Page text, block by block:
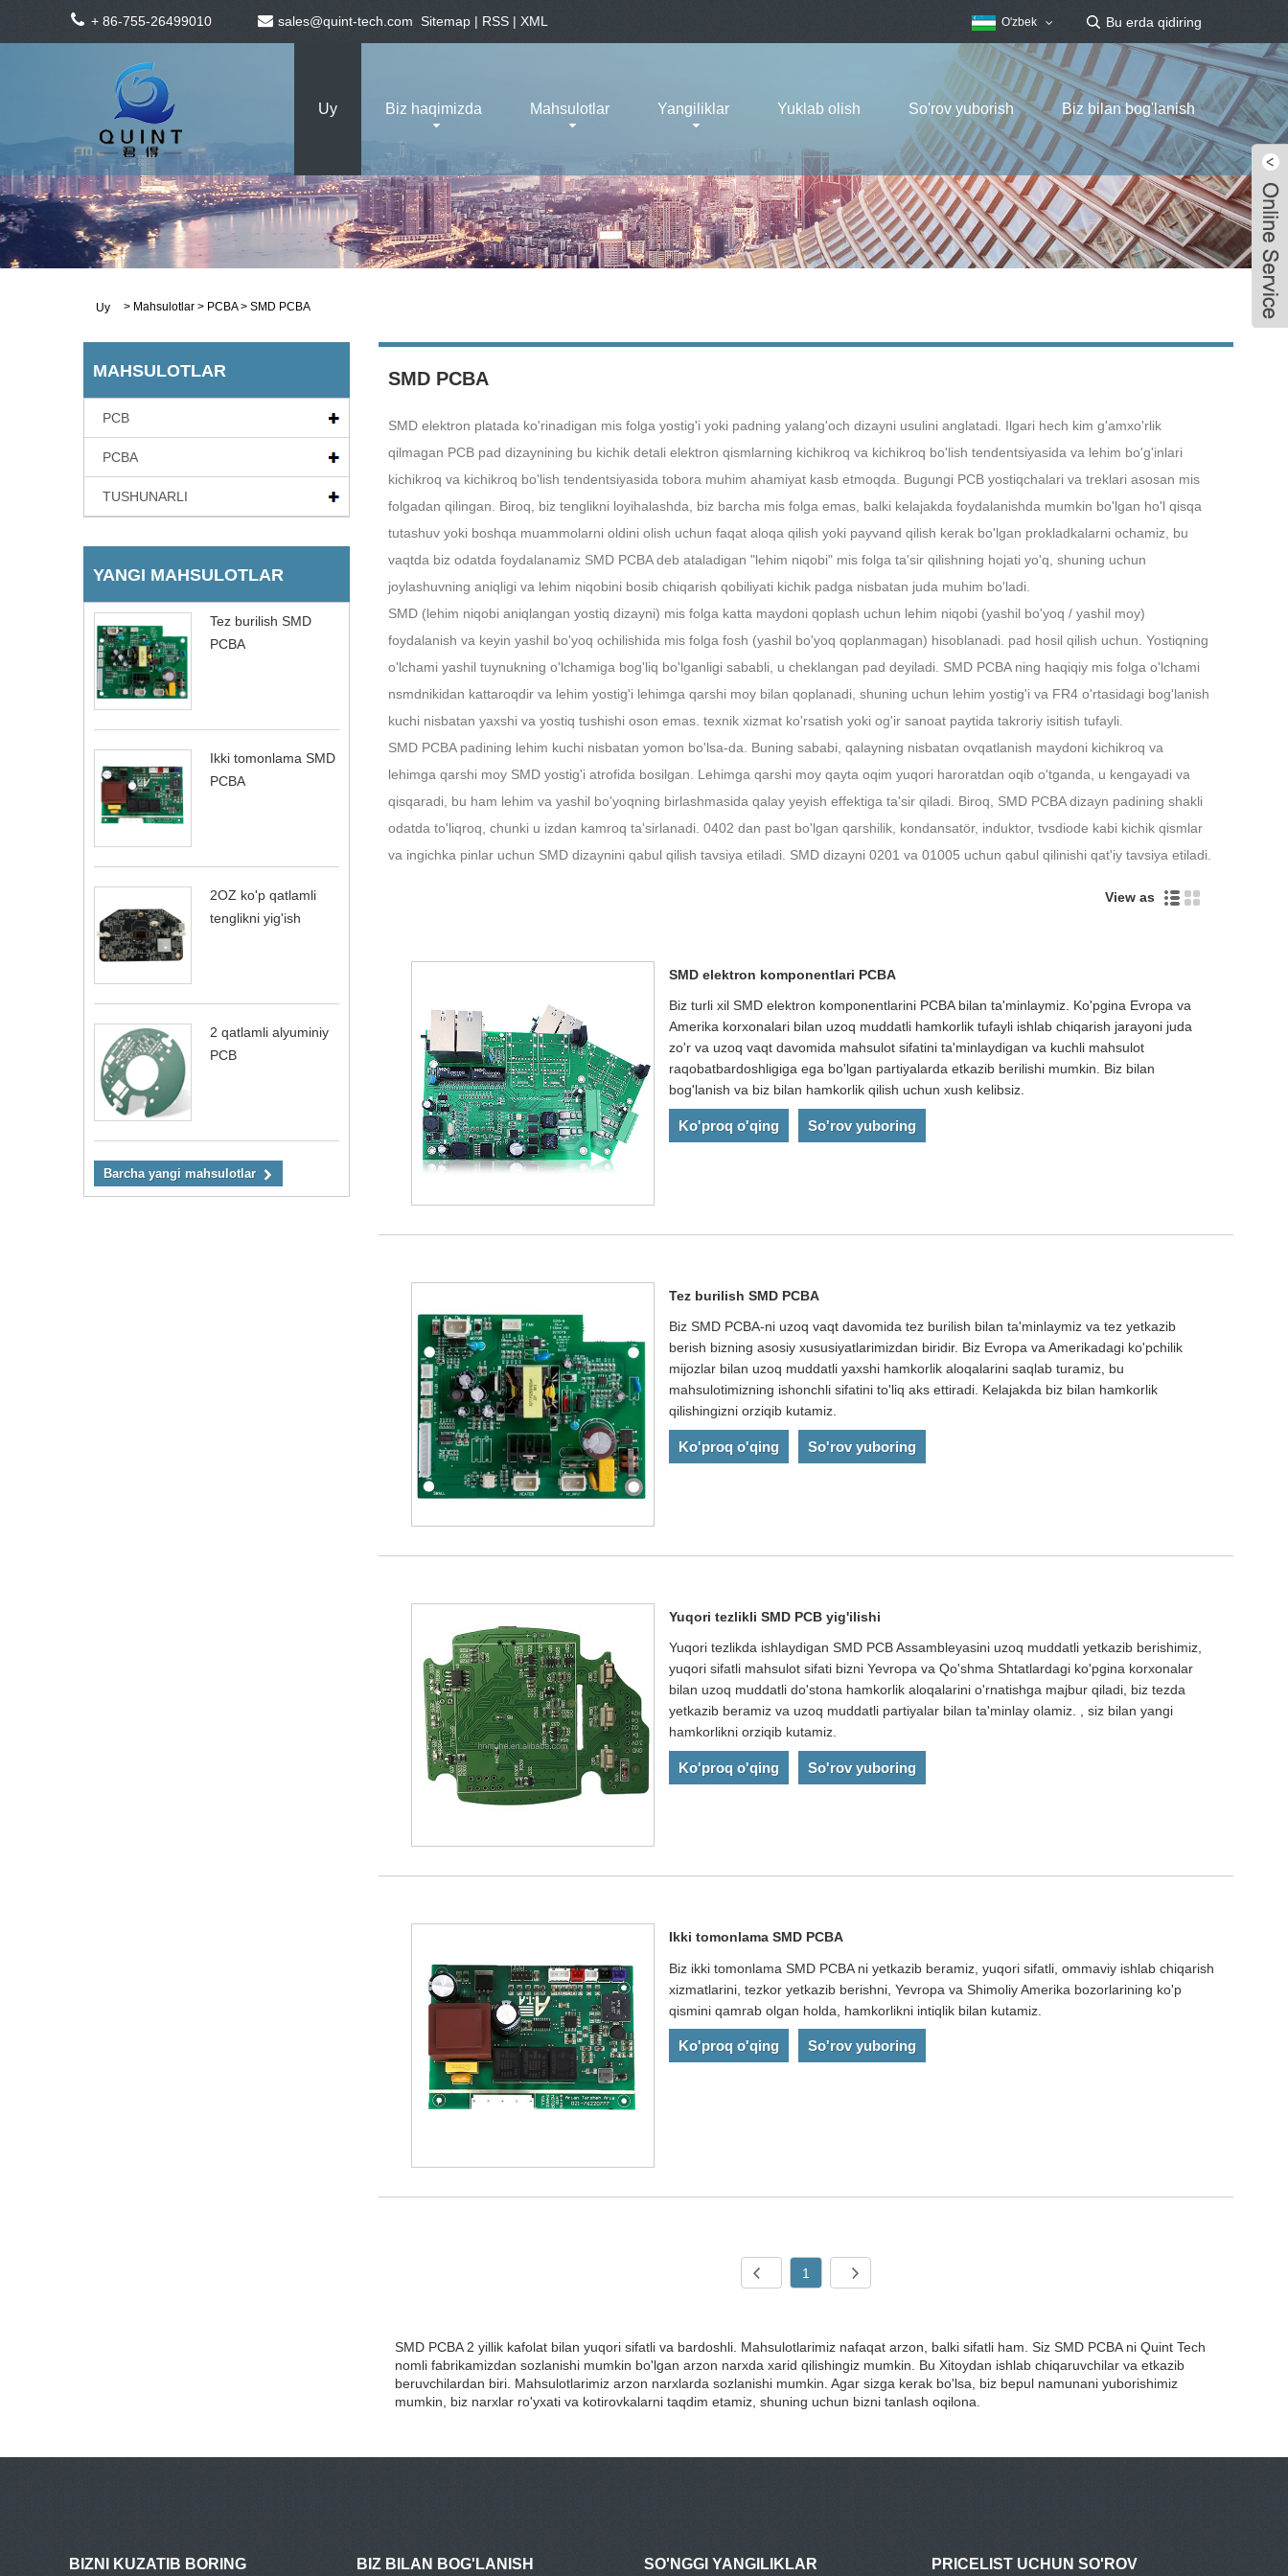
+ 86-755-26499010 sales@quint-tech.com Sitemap | RSS | XML O'zbek
Uy Biz haqimizda Mahsulotlar Yangiliklar Yuklab olish So'rov yuborish Biz bilan bog'lanish
Uy > Mahsulotlar > PCBA> SMD PCBA
MAHSULOTLAR
PCB
PCBA
TUSHUNARLI
YANGI MAHSULOTLAR
Tez burilish SMD
PCBA
Ikki tomonlama SMD
PCBA
2OZ ko'p qatlamli
tenglikni yig'ish
2 qatlamli alyuminiy
PCB
Barcha yangi mahsulotlar
SMD PCBA
SMD elektron platada ko'rinadigan mis folga yostig'i yoki padning yalang'och dizayni usulini anglatadi. Ilgari hech kim g'amxo'rlik
qilmagan PCB pad dizaynining bu kichik detali elektron qismlarning kichikroq va kichikroq bo'lish tendentsiyasida va lehim bo'g'inlari
kichikroq va kichikroq bo'lish tendentsiyasida tobora muhim ahamiyat kasb etmoqda. Bugungi PCB yostiqchalari va treklari asosan mis
folgadan qilingan. Biroq, biz tenglikni loyihalashda, biz barcha mis folga emas, balki kelajakda foydalanishda mumkin bo'lgan ho'l qisqa
tutashuv yoki boshqa muammolarni oldini olish uchun faqat aloqa qilish yoki payvand qilish kerak bo'lgan prokladkalarni ochamiz, bu
vaqtda biz odatda foydalanamiz SMD PCBA deb ataladigan "lehim niqobi" mis folga ta'sir qilishning hojati yo'q, shuning uchun
joylashuvning aniqligi va lehim niqobini bosib chiqarish qobiliyati kichik padga nisbatan juda muhim bo'ladi.
SMD (lehim niqobi aniqlangan yostiq dizayni) mis folga katta maydoni qoplash uchun lehim niqobi (yashil bo'yoq / yashil moy)
foydalanish va keyin yashil bo'yoq ochilishida mis folga fosh (yashil bo'yoq qoplanmagan) hisoblanadi. pad hosil qilish uchun. Yostiqning
o'lchami yashil tuynukning o'lchamiga bog'liq bo'lganligi sababli, u cheklangan pad deyiladi. SMD PCBA ning haqiqiy mis folga o'lchami
nsmdnikidan kattaroqdir va lehim yostig'i lehimga qarshi moy bilan qoplanadi, shuning uchun lehim yostig'i va FR4 o'rtasidagi bog'lanish
kuchi nisbatan yaxshi va yostiq tushishi oson emas. texnik xizmat ko'rsatish yoki og'ir sanoat paytida takroriy isitish tufayli.
SMD PCBA padining lehim kuchi nisbatan yomon bo'lsa-da. Buning sababi, qalayning nisbatan ovqatlanish maydoni kichikroq va
lehimga qarshi moy SMD yostig'i atrofida bosilgan. Lehimga qarshi moy qayta oqim yuqori haroratdan oqib o'tganda, u kengayadi va
qisqaradi, bu ham lehim va yashil bo'yoqning birlashmasida qalay yeyish effektiga ta'sir qiladi. Biroq, SMD PCBA dizayn padining shakli
odatda to'liqroq, chunki u izdan kamroq ta'sirlanadi. 0402 dan past bo'lgan qarshilik, kondansatör, induktor, tvsdiode kabi kichik qismlar
va ingichka pinlar uchun SMD dizaynini qabul qilish tavsiya etiladi. SMD dizayni 0201 va 01005 uchun qabul qilinishi qat'iy tavsiya etiladi.
View as
SMD elektron komponentlari PCBA
Biz turli xil SMD elektron komponentlarini PCBA bilan ta'minlaymiz. Ko'pgina Evropa va
Amerika korxonalari bilan uzoq muddatli hamkorlik tufayli ishlab chiqarish jarayoni juda
zo'r va uzoq vaqt davomida mahsulot sifatini ta'minlaydigan va kuchli mahsulot
raqobatbardoshligiga ega bo'lgan partiyalarda etkazib berilishi mumkin. Biz bilan
bog'lanish va biz bilan hamkorlik qilish uchun xush kelibsiz.
Ko'proq o'qing So'rov yuboring
Tez burilish SMD PCBA
Biz SMD PCBA-ni uzoq vaqt davomida tez burilish bilan ta'minlaymiz va tez yetkazib
berish bizning asosiy xususiyatlarimizdan biridir. Biz Evropa va Amerikadagi ko'pchilik
mijozlar bilan uzoq muddatli yaxshi hamkorlik aloqalarini saqlab turamiz, bu
mahsulotimizning ishonchli sifatini to'liq aks ettiradi. Kelajakda biz bilan hamkorlik
qilishingizni orziqib kutamiz.
Ko'proq o'qing So'rov yuboring
Yuqori tezlikli SMD PCB yig'ilishi
Yuqori tezlikda ishlaydigan SMD PCB Assambleyasini uzoq muddatli yetkazib berishimiz,
yuqori sifatli mahsulot sifati bizni Yevropa va Qo'shma Shtatlardagi ko'pgina korxonalar
bilan uzoq muddatli do'stona hamkorlik aloqalarini o'rnatishga majbur qiladi, biz tezda
yetkazib beramiz va uzoq muddatli partiyalar bilan ta'minlay olamiz. , siz bilan yangi
hamkorlikni orziqib kutamiz.
Ko'proq o'qing So'rov yuboring
Ikki tomonlama SMD PCBA
Biz ikki tomonlama SMD PCBA ni yetkazib beramiz, yuqori sifatli, ommaviy ishlab chiqarish
xizmatlarini, tezkor yetkazib berishni, Yevropa va Shimoliy Amerika bozorlarining ko'p
qismini qamrab olgan holda, hamkorlikni intiqlik bilan kutamiz.
Ko'proq o'qing So'rov yuboring
1
SMD PCBA 2 yillik kafolat bilan yuqori sifatli va bardoshli. Mahsulotlarimiz nafaqat arzon, balki sifatli ham. Siz SMD PCBA ni Quint Tech
nomli fabrikamizdan sozlanishi mumkin bo'lgan arzon narxda xarid qilishingiz mumkin. Bu Xitoydan ishlab chiqaruvchilar va etkazib
beruvchilardan biri. Mahsulotlarimiz arzon narxlarda sozlanishi mumkin. Agar sizga kerak bo'lsa, biz bepul namunani yuborishimiz
mumkin, biz narxlar ro'yxati va kotirovkalarni taqdim etamiz, shuning uchun bizni tanlash oqilona.
BIZNI KUZATIB BORING BIZ BILAN BOG'LANISH SO'NGGI YANGILIKLAR PRICELIST UCHUN SO'ROV